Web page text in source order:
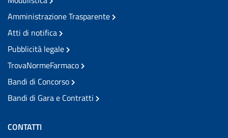
Amministrazione Trasparente
Atti di notifica
Pubblicità legale
TrovaNormeFarmaco
Bandi di Concorso
Bandi di Gara e Contratti
CONTATTI